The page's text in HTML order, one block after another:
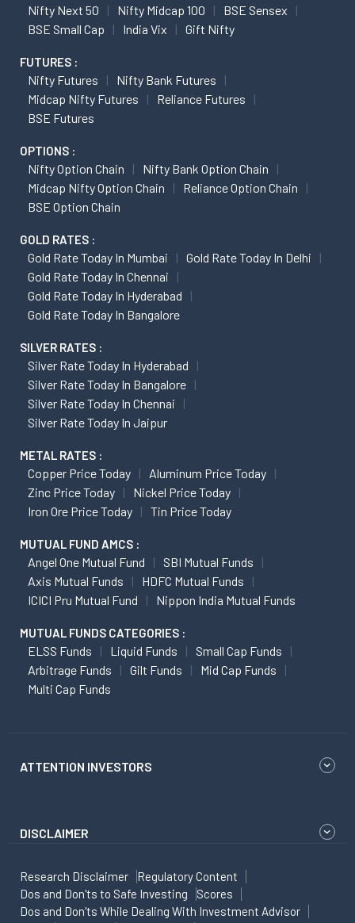
Nifty Next 50
Nifty Midcap 100
BSE Sensex
BSE Small Cap
India Vix Gift Nifty
FUTURES :
Nifty Futures
Nifty Bank Futures
Midcap Nifty Futures
Reliance Futures
BSE Futures
OPTIONS :
Nifty Option Chain
Nifty Bank Option Chain
Midcap Nifty Option Chain
Reliance Option Chain
BSE Option Chain
GOLD RATES :
Gold Rate Today In Mumbai
Gold Rate Today In Delhi
Gold Rate Today In Chennai
Gold Rate Today In Hyderabad
Gold Rate Today In Bangalore
SILVER RATES :
Silver Rate Today In Hyderabad
Silver Rate Today In Bangalore
Silver Rate Today In Chennai
Silver Rate Today In Jaipur
METAL RATES :
Copper Price Today
Aluminum Price Today
Zinc Price Today
Nickel Price Today
Iron Ore Price Today
Tin Price Today
MUTUAL FUND AMCS :
Angel One Mutual Fund
SBI Mutual Funds
Axis Mutual Funds
HDFC Mutual Funds
ICICI Pru Mutual Fund
Nippon India Mutual Funds
MUTUAL FUNDS CATEGORIES :
ELSS Funds Liquid Funds
Small Cap Funds
Arbitrage Funds
Gilt Funds
Mid Cap Funds
Multi Cap Funds
ATTENTION INVESTORS
DISCLAIMER
Research Disclaimer
Regulatory Content
Dos and Don'ts to Safe Investing
Scores
Dos and Don'ts While Dealing With Investment Advisor